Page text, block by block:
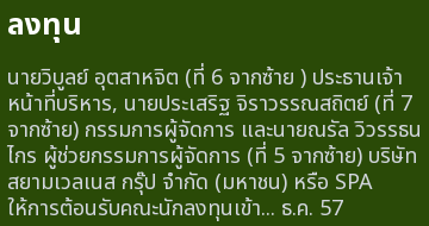
ลงทุน
นายวิบูลย์ อุตสาหจิต (ที่ 6 จากซ้าย ) ประธานเจ้า
หน้าที่บริหาร, นายประเสริฐ จิราวรรณสถิตย์ (ที่ 7
จากซ้าย) กรรมการผู้จัดการ และนายณรัล วิวรรธน
ไกร ผู้ช่วยกรรมการผู้จัดการ (ที่ 5 จากซ้าย) บริษัท
สยามเวลเนส กรุ๊ป จำกัด (มหาชน) หรือ SPA
ให้การต้อนรับคณะนักลงทุนเข้า... ธ.ค. 57